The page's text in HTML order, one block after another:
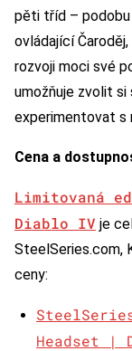
pěti tříd – podobu
ovládající
rozvoji moci své
umožňuje zvolit si
experimentovat s
Cena a
Limitovaná
Diablo IV je
SteelSeries.com,
ceny:
Headset |